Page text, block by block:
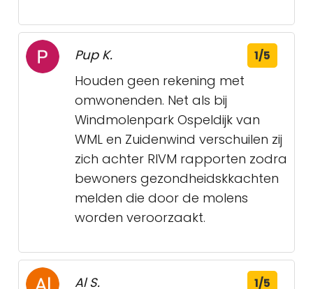
Pup K. 1/5
Houden geen rekening met
omwonenden. Net als bij
Windmolenpark Ospeldijk van
WML en Zuidenwind verschuilen zij
zich achter RIVM rapporten zodra
bewoners gezondheidskkachten
melden die door de molens
worden veroorzaakt.
Al S. 1/5